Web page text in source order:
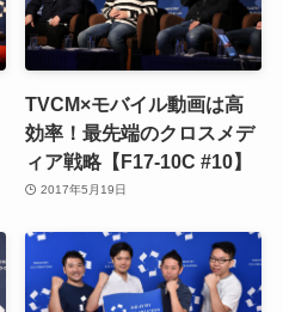
TVCM×モバイル動画は高
効率！最先端のクロスメデ
ィア戦略【F17-10C #10】
2017年5月19日